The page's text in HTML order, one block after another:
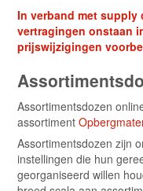
In verband met
vertragingen onstaan
prijswijzigingen
Assortimentsdozen
assortiment
Assortimentsdozen zijn
instellingen die hun
georganiseerd willen